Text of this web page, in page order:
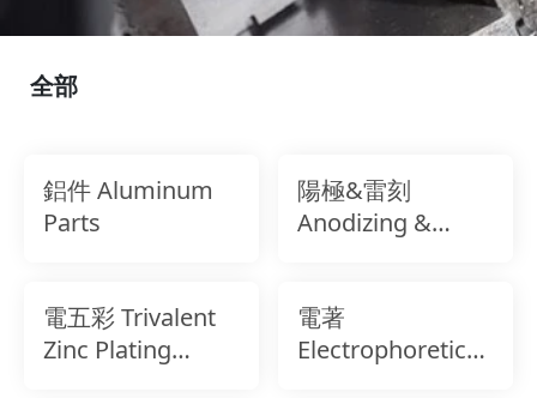
鋁件 Aluminum
Parts
陽極&雷刻
Anodizing &
電五彩 Trivalent
Zinc Plating
電著
Electrophoretic
全部